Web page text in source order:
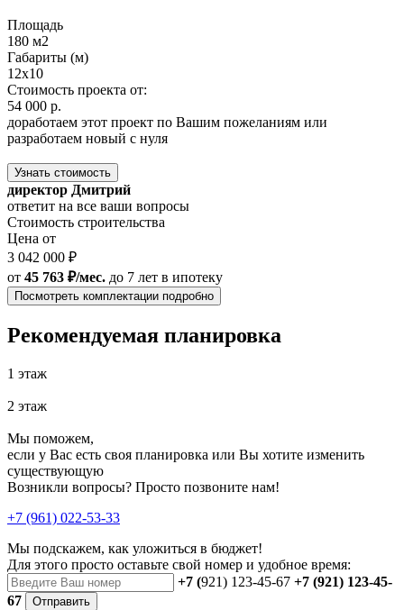
Площадь
180 м2
Габариты (м)
12x10
Стоимость проекта от:
54 000 р.
доработаем этот проект по Вашим пожеланиям или
разработаем новый с нуля
Узнать стоимость
директор Дмитрий
ответит на все ваши вопросы
Стоимость строительства
Цена от
3 042 000 ₽
от 45 763 ₽/мес. до 7 лет в ипотеку
Посмотреть комплектации подробно
Рекомендуемая планировка
1 этаж
2 этаж
Мы поможем,
если у Вас есть своя планировка или Вы хотите изменить
существующую
Возникли вопросы? Просто позвоните нам!
+7 (961) 022-53-33
Мы подскажем, как уложиться в бюджет!
Для этого просто оставьте свой номер и удобное время:
+7 (921) 123-45-67 +7 (921) 123-45-
67
Отправить